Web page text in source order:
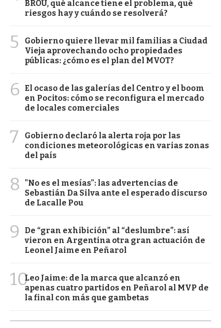
BROU, qué alcance tiene el problema, qué
riesgos hay y cuándo se resolverá?
5
Gobierno quiere llevar mil familias a Ciudad
Vieja aprovechando ocho propiedades
públicas: ¿cómo es el plan del MVOT?
6
El ocaso de las galerías del Centro y el boom
en Pocitos: cómo se reconfigura el mercado
de locales comerciales
7
Gobierno declaró la alerta roja por las
condiciones meteorológicas en varias zonas
del país
8
"No es el mesías": las advertencias de
Sebastián Da Silva ante el esperado discurso
de Lacalle Pou
9
De “gran exhibición” al “deslumbre”: así
vieron en Argentina otra gran actuación de
Leonel Jaime en Peñarol
10Leo Jaime: de la marca que alcanzó en
apenas cuatro partidos en Peñarol al MVP de
la final con más que gambetas